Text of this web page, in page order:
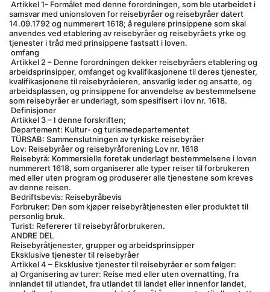
samsvar med unionsloven for reisebyråer og reisebyråer datert
14.09.1792 og nummerert 1618; å regulere prinsippene som skal
anvendes ved etablering av reisebyråer og reisebyråets yrke og
tjenester i tråd med prinsippene fastsatt i loven.
omfang
arbeidsprinsipper, omfanget og kvalifikasjonene til deres tjenester,
kvalifikasjonene til reisebyråeieren, ansvarlig leder og ansatte, og
arbeidsplassen, og prinsippene for anvendelse av bestemmelsene
som reisebyråer er underlagt, som spesifisert i lov nr. 1618.
Definisjoner
Artikkel 3 – I denne forskriften;
Departement: Kultur- og turismedepartementet
TÜRSAB: Sammenslutningen av tyrkiske reisebyråer
Lov: Reisebyråer og reisebyråforening Lov nr. 1618
nummerert 1618, som organiserer alle typer reiser til forbrukeren
med eller uten program og produserer alle tjenestene som kreves
av denne reisen.
Bedriftsbevis: Reisebyråbevis
personlig bruk.
Turist: Refererer til reisebyråforbrukeren.
ANDRE DEL
Reisebyråtjenester, grupper og arbeidsprinsipper
Eksklusive tjenester til reisebyråer
Artikkel 4 – Eksklusive tjenester til reisebyråer er som følger:
innlandet til utlandet, fra utlandet til landet eller innenfor landet,